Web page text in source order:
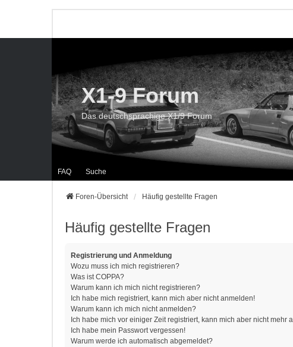
FAQ Suche
X1-9 Forum
Das deutschsprachige X1/9 Forum
Foren-Übersicht Häufig gestellte Fragen
Häufig gestellte Fragen
Registrierung und Anmeldung
Wozu muss ich mich registrieren?
Was ist COPPA?
Warum kann ich mich nicht registrieren?
Ich habe mich registriert, kann mich aber nicht anmelden!
Warum kann ich mich nicht anmelden?
Ich habe mich vor einiger Zeit registriert, kann mich aber nicht mehr
Ich habe mein Passwort vergessen!
Warum werde ich automatisch abgemeldet?